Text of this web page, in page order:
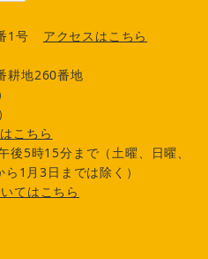
1号
アクセスはこちら
耕地260番地
こちら
5時15分まで（土曜、日曜、
1月3日までは除く）
てはこちら